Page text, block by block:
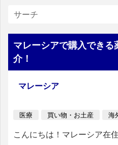
マレーシアで購入できる
介！
マレーシア
医療 買い物・お土産 海
こんにちは！マレーシア在